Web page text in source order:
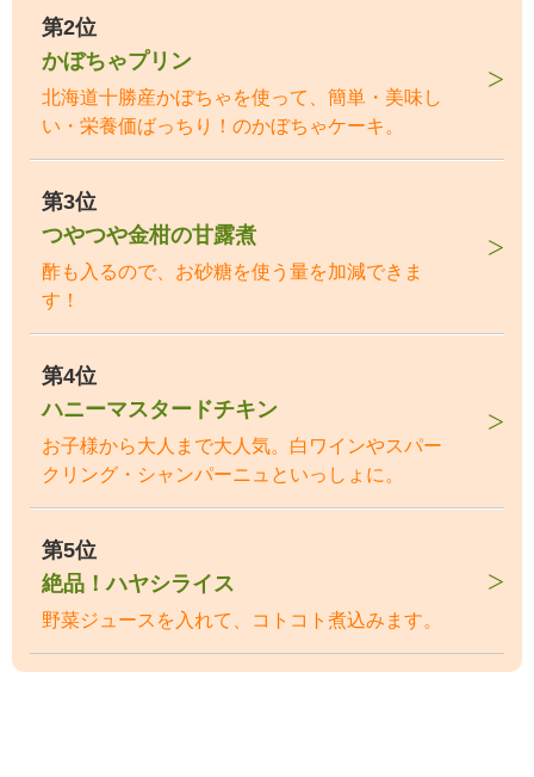
第2位
かぼちゃプリン
北海道十勝産かぼちゃを使って、簡単・美味し
い・栄養価ばっちり！のかぼちゃケーキ。
第3位
つやつや金柑の甘露煮
酢も入るので、お砂糖を使う量を加減できま
す！
第4位
ハニーマスタードチキン
お子様から大人まで大人気。白ワインやスパー
クリング・シャンパーニュといっしょに。
第5位
絶品！ハヤシライス
野菜ジュースを入れて、コトコト煮込みます。